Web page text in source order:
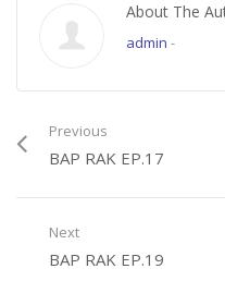
About The
admin -
Previous
BAP RAK EP.17
Next
BAP RAK EP.19